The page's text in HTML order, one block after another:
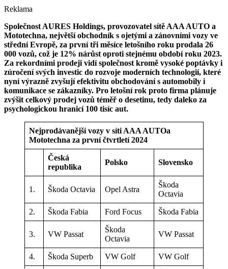
Reklama
Společnost AURES Holdings, provozovatel sítě AAA AUTO a
Mototechna, největší obchodník s ojetými a zánovními vozy ve
střední Evropě, za první tři měsíce letošního roku prodala 26
000 vozů, což je 12% nárůst oproti stejnému období roku 2023.
Za rekordními prodeji vidí společnost kromě vysoké poptávky i
zúročení svých investic do rozvoje moderních technologií, které
nyní výrazně zvyšují efektivitu obchodování s automobily i
komunikace se zákazníky. Pro letošní rok proto firma plánuje
zvýšit celkový prodej vozů téměř o desetinu, tedy daleko za
psychologickou hranicí 100 tisíc aut.
Nejprodávanější vozy v síti AAA AUTOa
Mototechna za první čtvrtletí 2024
Česká
republika
Polsko Slovensko
1. Škoda Octavia Opel Astra
Škoda
Octavia
2. Škoda Fabia Ford Focus Škoda Fabia
3. VW Passat
Škoda
Octavia
VW Passat
4. Škoda Superb VW Golf VW Golf